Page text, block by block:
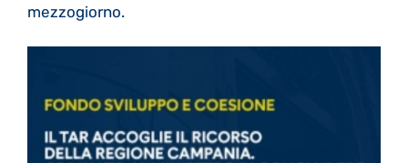
mezzogiorno.